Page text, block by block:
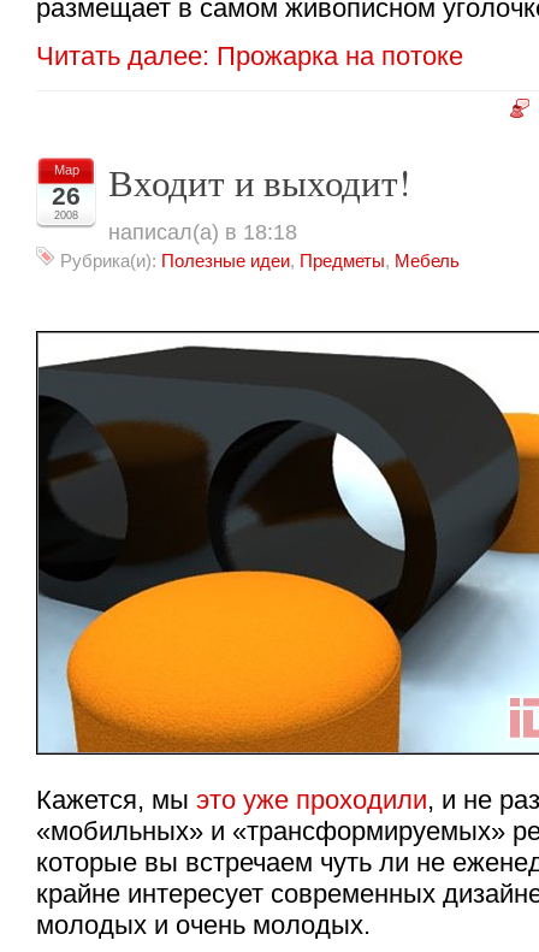
размещает в самом живописном
Читать далее: Прожарка на потоке
Мар
26
2008
Входит и выходит!
написал(а) в 18:18
Рубрика(и): Полезные идеи, Предметы, Мебель
Кажется, мы это уже проходили, и не
«мобильных» и «трансформируемых»
которые вы встречаем чуть ли не
крайне интересует современных
молодых и очень молодых.